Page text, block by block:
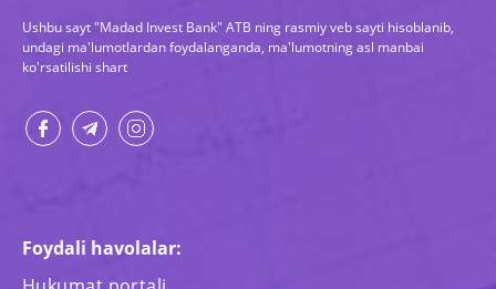
Ushbu sayt "Madad Invest Bank" ATB ning rasmiy veb sayti hisoblanib,
undagi ma'lumotlardan foydalanganda, ma'lumotning asl manbai
ko'rsatilishi shart
Foydali havolalar: